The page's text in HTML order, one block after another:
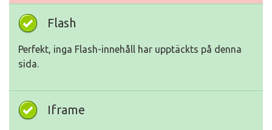
Flash
Perfekt, inga Flash-innehåll har upptäckts på denna
sida.
Iframe